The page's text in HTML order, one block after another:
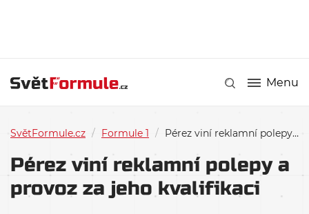
Menu
SvětFormule.cz / Formule 1 / Pérez viní reklamní polepy a provoz za jeho kvalifikaci
Pérez viní reklamní polepy a
provoz za jeho kvalifikaci